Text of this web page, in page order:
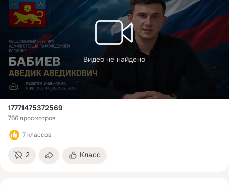
Видео не найдено
17771475372569
766 просмотров
7 классов
2 Класс